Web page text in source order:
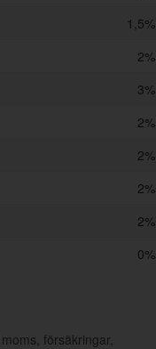
1,5%
2%
3%
2%
2%
2%
2%
0%
försäkringar,